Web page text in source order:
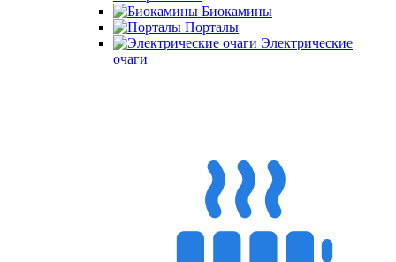
Биокамины
Порталы
Электрические
очаги